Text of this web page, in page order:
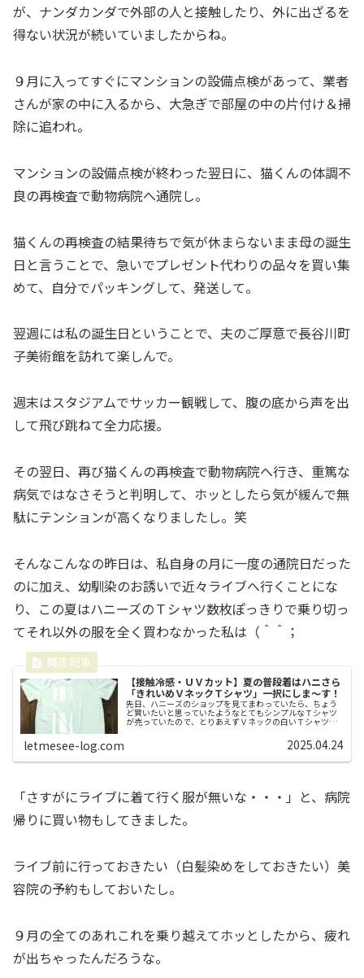
が、ナンダカンダで外部の人と接触したり、外に出ざるを
得ない状況が続いていましたからね。
９月に入ってすぐにマンションの設備点検があって、業者
さんが家の中に入るから、大急ぎで部屋の中の片付け＆掃
除に追われ。
マンションの設備点検が終わった翌日に、猫くんの体調不
良の再検査で動物病院へ通院し。
猫くんの再検査の結果待ちで気が休まらないまま母の誕生
日と言うことで、急いでプレゼント代わりの品々を買い集
めて、自分でパッキングして、発送して。
翌週には私の誕生日ということで、夫のご厚意で長谷川町
子美術館を訪れて楽しんで。
週末はスタジアムでサッカー観戦して、腹の底から声を出
して飛び跳ねて全力応援。
その翌日、再び猫くんの再検査で動物病院へ行き、重篤な
病気ではなさそうと判明して、ホッとしたら気が緩んで無
駄にテンションが高くなりましたし。笑
そんなこんなの昨日は、私自身の月に一度の通院日だった
のに加え、幼馴染のお誘いで近々ライブへ行くことにな
り、この夏はハニーズのＴシャツ数枚ぽっきりで乗り切っ
てそれ以外の服を全く買わなかった私は（＾＾；
【接触冷感・ＵＶカット】夏の普段着はハニさら
「きれいめＶネックＴシャツ」一択にしま～す！
先日、ハニーズのショップを見てまわっていたら、ちょう
ど買いたいと思っていたようなとてもシンプルなＴシャツ
が売っていたので、とりあえずＶネックの白いＴシャツを
letmesee-log.com 2025.04.24
「さすがにライブに着て行く服が無いな・・・」と、病院
帰りに買い物もしてきました。
ライブ前に行っておきたい（白髪染めをしておきたい）美
容院の予約もしておいたし。
９月の全てのあれこれを乗り越えてホッとしたから、疲れ
が出ちゃったんだろうな。